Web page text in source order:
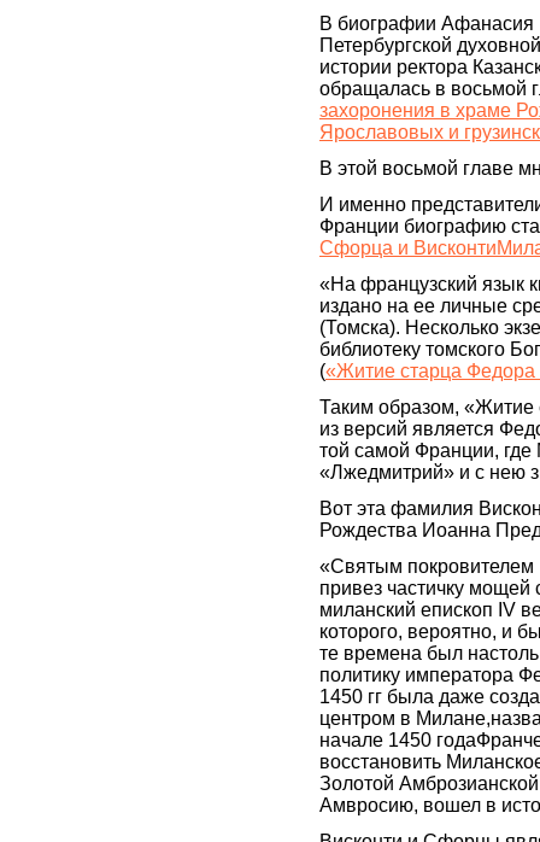
В биографии Афанасия
Петербургской
истории ректора
обращалась в восьмой
захоронения в храме
Ярославовых и
В этой восьмой главе
И именно
Франции биографию
Сфорца и
«На французский язык
издано на ее личные
(Томска). Несколько
библиотеку томского
(«Житие старца Федора
Таким образом, «Житие
из версий является
той самой Франции,
«Лжедмитрий» и с нею
Вот эта фамилия
Рождества Иоанна
«Святым покровителем
привез частичку
миланский епископ IV
которого, вероятно, и
те времена был
политику императора
1450 гг была даже
центром в
начале 1450
восстановить
Золотой
Амвросию, вошел в